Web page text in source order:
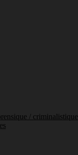
/ criminalistique